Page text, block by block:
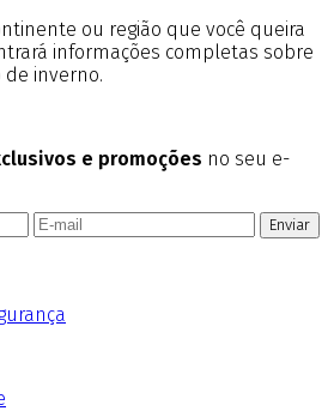
ou região que você queira
informações completas sobre
inverno.
e promoções no seu e-
Enviar